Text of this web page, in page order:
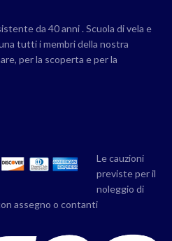
da 40 anni . Scuola di vela e
tutti i membri della nostra
per la scoperta e per la
Le cauzioni
previste per il
noleggio di
assegno o contanti